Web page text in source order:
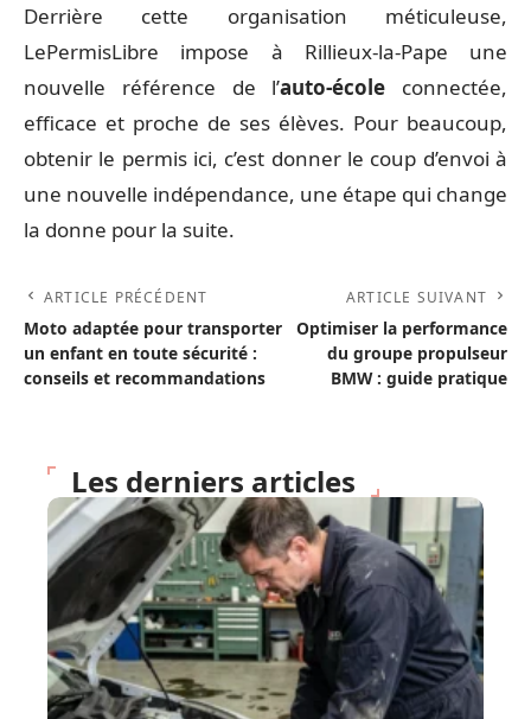
Derrière cette organisation méticuleuse,
LePermisLibre impose à Rillieux-la-Pape une
nouvelle référence de l’auto-école connectée,
efficace et proche de ses élèves. Pour beaucoup,
obtenir le permis ici, c’est donner le coup d’envoi à
une nouvelle indépendance, une étape qui change
la donne pour la suite.
ARTICLE PRÉCÉDENT
Moto adaptée pour transporter
un enfant en toute sécurité :
conseils et recommandations
ARTICLE SUIVANT
Optimiser la performance
du groupe propulseur
BMW : guide pratique
Les derniers articles